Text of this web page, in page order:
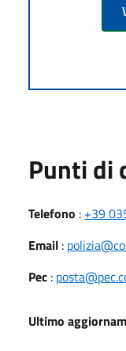
Punti di
Telefono : +39
Email :
Pec :
Ultimo